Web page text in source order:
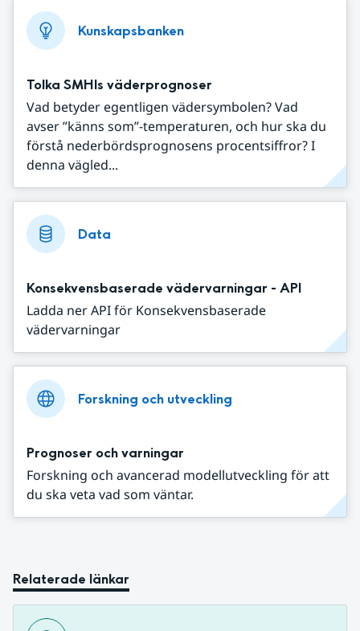
Kunskapsbanken
Tolka SMHIs väderprognoser
Vad betyder egentligen vädersymbolen? Vad
avser ”känns som”-temperaturen, och hur ska du
förstå nederbördsprognosens procentsiffror? I
denna vägled...
Data
Konsekvensbaserade vädervarningar - API
Ladda ner API för Konsekvensbaserade
vädervarningar
Forskning och utveckling
Prognoser och varningar
Forskning och avancerad modellutveckling för att
du ska veta vad som väntar.
Relaterade länkar